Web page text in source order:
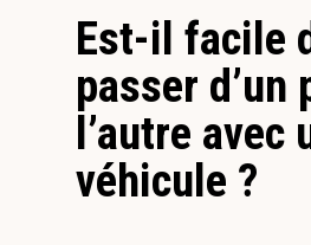
Est-il facile
passer d’un
l’autre avec
véhicule ?